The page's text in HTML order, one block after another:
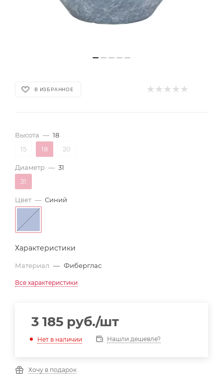
В ИЗБРАННОЕ
Высота — 18
15
18 20
Диаметр — 31
31
Цвет — Синий
Характеристики
Материал — Фиберглас
Все характеристики
3 185 руб./шт
Нет в наличии Нашли дешевле?
Хочу в подарок